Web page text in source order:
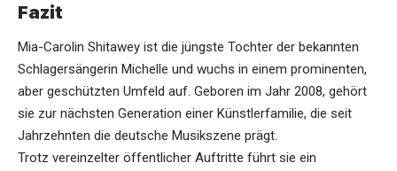
Fazit
Mia-Carolin Shitawey ist die jüngste Tochter der bekannten
Schlagersängerin Michelle und wuchs in einem prominenten,
aber geschützten Umfeld auf. Geboren im Jahr 2008, gehört
sie zur nächsten Generation einer Künstlerfamilie, die seit
Jahrzehnten die deutsche Musikszene prägt.
Trotz vereinzelter öffentlicher Auftritte führt sie ein